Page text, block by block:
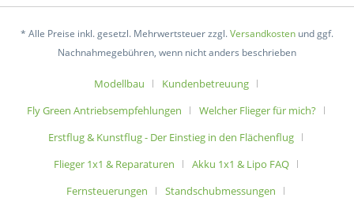
* Alle Preise inkl. gesetzl. Mehrwertsteuer zzgl.Versandkosten und ggf.
Nachnahmegebühren, wenn nicht anders beschrieben
Modellbau
Kundenbetreuung
Fly Green Antriebsempfehlungen
Welcher Flieger für mich?
Erstflug & Kunstflug - Der Einstieg in den Flächenflug
Flieger 1x1 & Reparaturen
Akku 1x1 & Lipo FAQ
Fernsteuerungen
Standschubmessungen